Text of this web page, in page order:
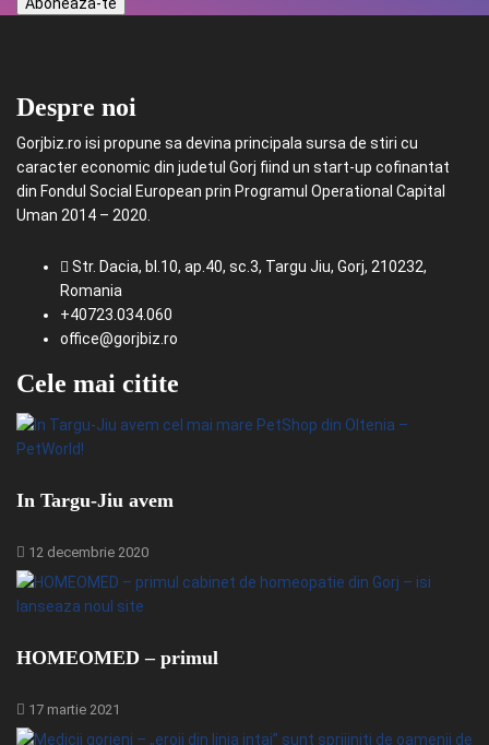
Despre noi
Gorjbiz.ro isi propune sa devina principala sursa de stiri cu
caracter economic din judetul Gorj fiind un start-up cofinantat
din Fondul Social European prin Programul Operational Capital
Uman 2014 – 2020.
Str. Dacia, bl.10, ap.40, sc.3, Targu Jiu, Gorj, 210232,
Romania
+40723.034.060
office@gorjbiz.ro
Cele mai citite
In Targu-Jiu avem
12 decembrie 2020
HOMEOMED – primul
17 martie 2021